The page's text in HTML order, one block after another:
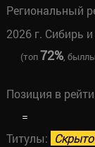
Региональный
2026 г. Сибирь
(топ72%,
Позиция в
=
Титулы: